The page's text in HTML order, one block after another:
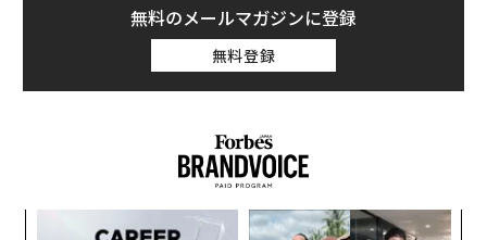
無料のメールマガジンに登録
無料登録